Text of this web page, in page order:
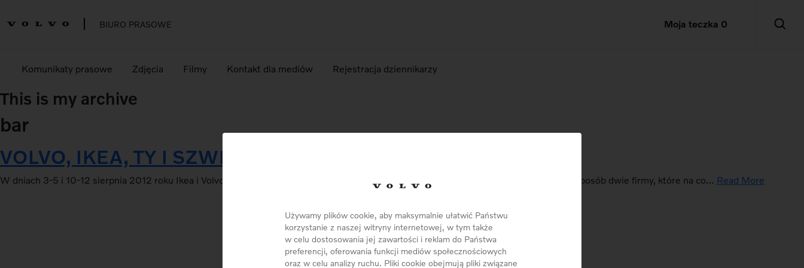
Używamy plików cookie, aby maksymalnie ułatwić Państwu
korzystanie z naszej witryny internetowej, w tym także
w celu dostosowania jej zawartości i reklam do Państwa
preferencji, oferowania funkcji mediów społecznościowych
oraz w celu analizy ruchu. Pliki cookie obejmują pliki związane
BIURO PRASOWE Moja teczka 0
Komunikaty prasowe Zdjęcia Filmy Kontakt dla mediów Rejestracja dziennikarzy
This is my archive
bar
VOLVO, IKEA, TY I SZWEDZKI DESIGN
W dniach 3-5 i 10-12 sierpnia 2012 roku Ikea i Volvo przeprowadzą wspólną akcję zatytuowaną Dni Szwedzkiego Wzornictwa. W ten sposób dwie firmy, które na co… Read More